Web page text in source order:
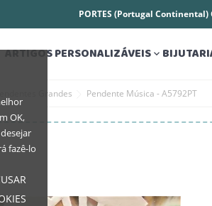
OK,
fazê-lo
PORTES (Portugal
ARTIGOS PERSONALIZÁVEIS
Pendentes Grandes Pendente Música - A5792PT